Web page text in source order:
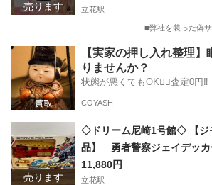
売ります 立花駅
---------------------------------------------- ■弊社を装った偽サ
兵庫 尼崎市 立花駅 フィギュア 店頭
【実家の押し入れ整理
りませんか？
状態が悪くてもOK🙆‍♀️査定0円‼️
COYASH
売ります
◇ドリーム尼崎1号館◇ 【ジ
品】 勇者警察ジェイデッカ
ファイヤー
11,880円
立花駅